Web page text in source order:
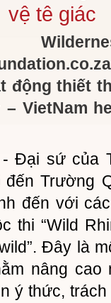
vệ tê giác
động thiết
VietNam
Đại sứ của
đến Trường
đến với
thi “Wild
Đây là
nâng
ý thức,